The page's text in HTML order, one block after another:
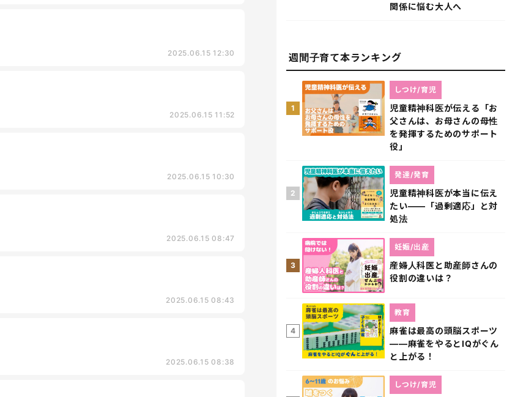
2025.06.15 12:30
2025.06.15 11:52
2025.06.15 10:30
2025.06.15 08:47
2025.06.15 08:43
2025.06.15 08:38
関係に悩む大人へ
週間子育て本ランキング
1
児童精神科医が伝える「お
父さんは、お母さんの母性
を発揮するためのサポート
役」
しつけ/育児
2
児童精神科医が本当に伝え
たい――「過剰適応」と対
処法
発達/発育
3
産婦人科医と助産師さんの
役割の違いは？
妊娠/出産
4
麻雀は最高の頭脳スポーツ
――麻雀をやるとIQがぐん
と上がる！
教育
しつけ/育児